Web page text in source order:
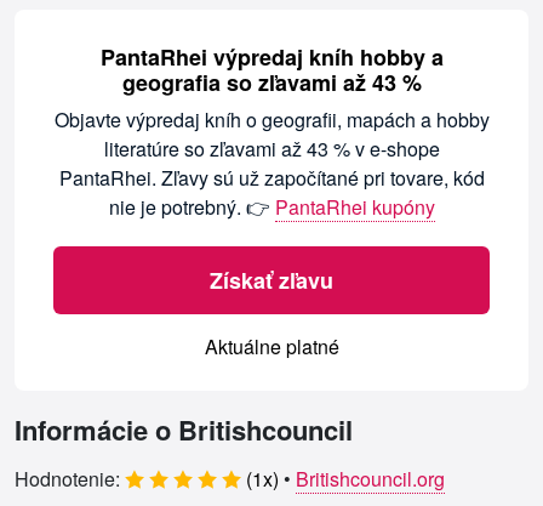
PantaRhei výpredaj kníh hobby a
geografia so zľavami až 43 %
Objavte výpredaj kníh o geografii, mapách a hobby
literatúre so zľavami až 43 % v e-shope
PantaRhei. Zľavy sú už započítané pri tovare, kód
nie je potrebný. 👉 PantaRhei kupóny
Získať zľavu
Aktuálne platné
Informácie o Britishcouncil
Hodnotenie: (1x) • Britishcouncil.org